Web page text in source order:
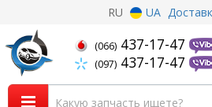
RU UA
(066) 437-17-47
(097) 437-17-47